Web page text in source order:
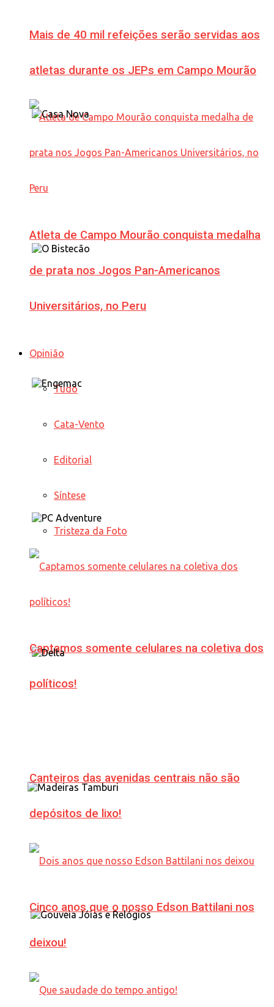
Mais de 40 mil refeições serão servidas aos
atletas durante os JEPs em Campo Mourão
Atleta de Campo Mourão conquista medalha
de prata nos Jogos Pan-Americanos
Universitários, no Peru
Opinião
Tudo
Cata-Vento
Editorial
Síntese
Tristeza da Foto
Captamos somente celulares na coletiva dos
políticos!
Canteiros das avenidas centrais não são
depósitos de lixo!
Cinco anos que o nosso Edson Battilani nos
deixou!